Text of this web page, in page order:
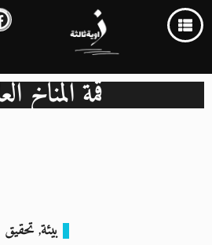
قمة المناخ
بيئة,تحقيق